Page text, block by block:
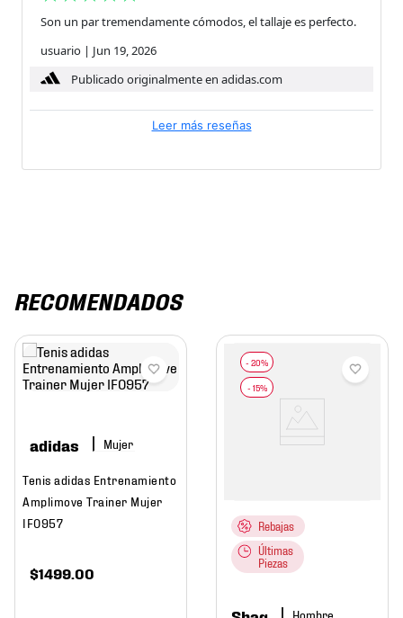
Son un par tremendamente cómodos, el tallaje es perfecto.
usuario | Jun 19, 2026
Publicado originalmente en adidas.com
Leer más reseñas
RECOMENDADOS
adidas Mujer
Tenis adidas Entrenamiento
Amplimove Trainer Mujer
IF0957
$1499.00
Rebajas
Últimas
Piezas
Hombre